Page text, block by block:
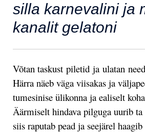
silla karnevalini ja
kanalit gelatoni
Võtan taskust piletid ja ulatan
Härra näeb väga viisakas ja
tumesinise ülikonna ja ealiselt
Äärmiselt hindava pilguga uurib
siis raputab pead ja seejärel